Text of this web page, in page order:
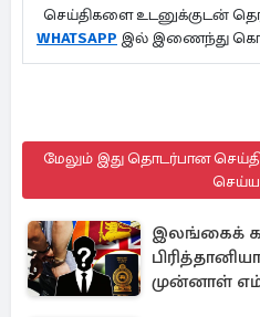
செய்திகளை உடனுக்குடன்
WHATSAPP இல் இணைந்து
மேலும் இது தொடர்பான
இலங்கைக்
முன்னாள்